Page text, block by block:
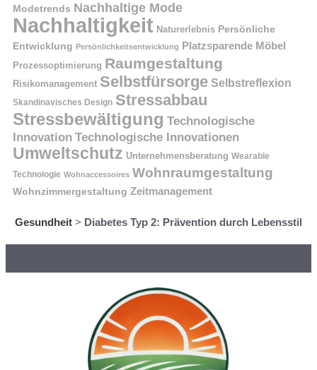
Modetrends Nachhaltige Mode
Nachhaltigkeit Naturerlebnis Persönliche
Entwicklung Persönlichkeitsentwicklung Platzsparende Möbel
Prozessoptimierung Raumgestaltung
Risikomanagement Selbstfürsorge Selbstreflexion
Skandinavisches Design Stressabbau
Stressbewältigung Technologische
Innovation Technologische Innovationen
Umweltschutz Unternehmensberatung Wearable
Technologie Wohnaccessoires Wohnraumgestaltung
Wohnzimmergestaltung Zeitmanagement
Gesundheit > Diabetes Typ 2: Prävention durch Lebensstil